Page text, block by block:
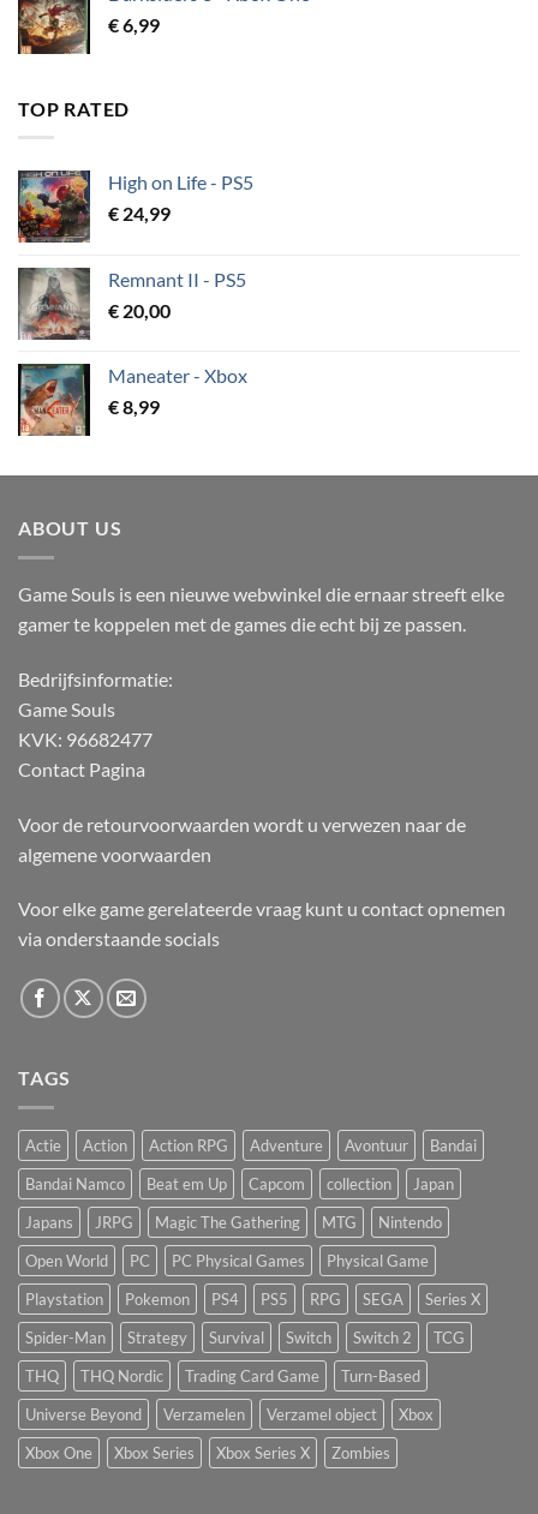
€6,99
TOP RATED
High on Life - PS5
€ 24,99
Remnant II - PS5
€ 20,00
Maneater - Xbox
€8,99
ABOUT US
Game Souls is een nieuwe webwinkel die ernaar streeft elke
gamer te koppelen met de games die echt bij ze passen.
Bedrijfsinformatie:
Game Souls
KVK: 96682477
Contact Pagina
Voor de retourvoorwaarden wordt u verwezen naar de
algemene voorwaarden
Voor elke game gerelateerde vraag kunt u contact opnemen
via onderstaande socials
TAGS
Actie Action Action RPG Adventure Avontuur
Bandai
Bandai Namco
Beat em Up Capcom collection
Japan
Japans
JRPG Magic The Gathering MTG
Nintendo
Open World
PC PC Physical Games
Physical Game
Playstation
Pokemon PS4 PS5 RPG SEGA
Series X
Spider-Man
Strategy Survival Switch Switch 2
TCG
THQ
THQ Nordic Trading Card Game
Turn-Based
Universe Beyond
Verzamelen Verzamel object
Xbox
Xbox One
Xbox Series Xbox Series X Zombies